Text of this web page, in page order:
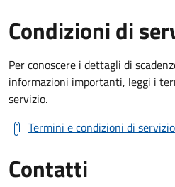
Condizioni di
Per conoscere i dettagli di
informazioni importanti, leggi i
servizio.
Termini e condizioni di servizio
Contatti